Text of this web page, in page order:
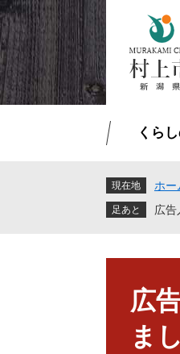
ペ
ー
ジ
の
先
頭
メ
ニ
ュ
ー
を
飛
くら
現在地 ホー
広告
広
ま